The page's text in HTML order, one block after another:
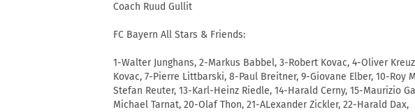
Coach Ruud Gullit
FC Bayern All Stars & Friends:
1-Walter Junghans, 2-Markus Babbel, 3-Robert Kovac, 4-Oliver
Kovac, 7-Pierre Littbarski, 8-Paul Breitner, 9-Giovane Elber, 10-Roy
Stefan Reuter, 13-Karl-Heinz Riedle, 14-Harald Cerny, 15-Maurizio
Michael Tarnat, 20-Olaf Thon, 21-ALexander Zickler, 22-Harald Dax,